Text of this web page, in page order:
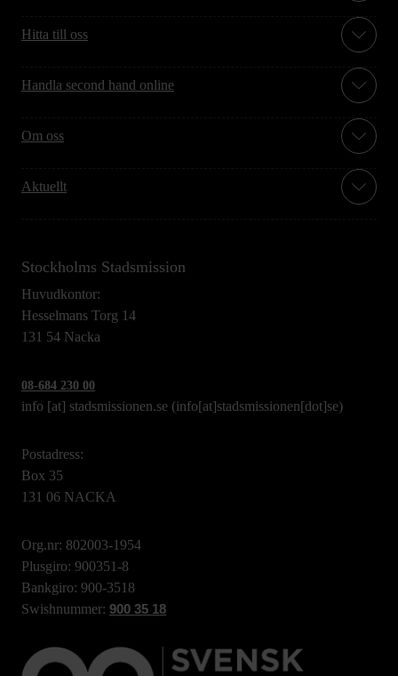
Hitta till oss
Handla second hand online
Om oss
Aktuellt
Stockholms Stadsmission
Huvudkontor:
Hesselmans Torg 14
131 54 Nacka
08-684 230 00
info [at] stadsmissionen.se (info[at]stadsmissionen[dot]se)
Postadress:
Box 35
131 06 NACKA
Org.nr: 802003-1954
Plusgiro: 900351-8
Bankgiro: 900-3518
Swishnummer: 900 35 18